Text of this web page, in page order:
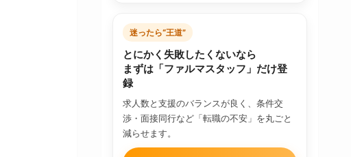
迷ったら“王道”
とにかく失敗したくないなら
まずは「ファルマスタッフ」だけ登
録
求人数と支援のバランスが良く、条件交
渉・面接同行など「転職の不安」を丸ごと
減らせます。